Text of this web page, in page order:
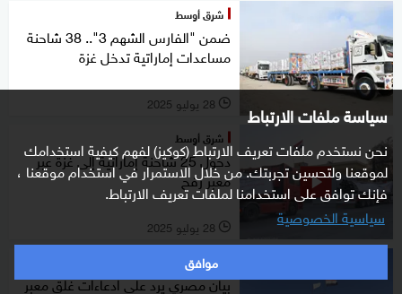
سياسة ملفات الارتباط
نحن نستخدم ملفات تعريف الارتباط (كوكيز) لفهم كيفية استخدامك
لموقعنا ولتحسين تجربتك. من خلال الاستمرار في استخدام موقعنا ،
فإنك توافق على استخدامنا لملفات تعريف الارتباط.
سياسية الخصوصية
موافق
شرق أوسط
ضمن "الفارس الشهم 3".. 38 شاحنة
مساعدات إماراتية تدخل غزة
l 28 يوليو 2025
شرق أوسط
دخول 25 شاحنة إماراتية إلى غزة عبر
معبر رفح
l 28 يوليو 2025
شرق أوسط
بيان مصري يرد على ادعاءات غلق معبر